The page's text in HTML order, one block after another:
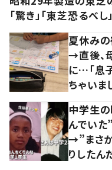
「驚き」「東芝恐るべし」
夏休み
→直後、
に…「息
ちゃいま
中学生
んでいた
→”まさ
りしたん